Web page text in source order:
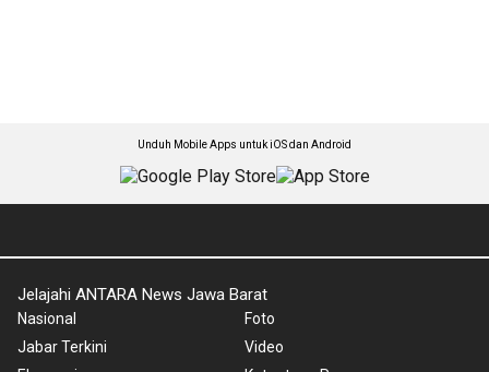
Unduh Mobile Apps untuk iOS dan Android
Jelajahi ANTARA News Jawa Barat
Nasional
Jabar Terkini
Foto
Video